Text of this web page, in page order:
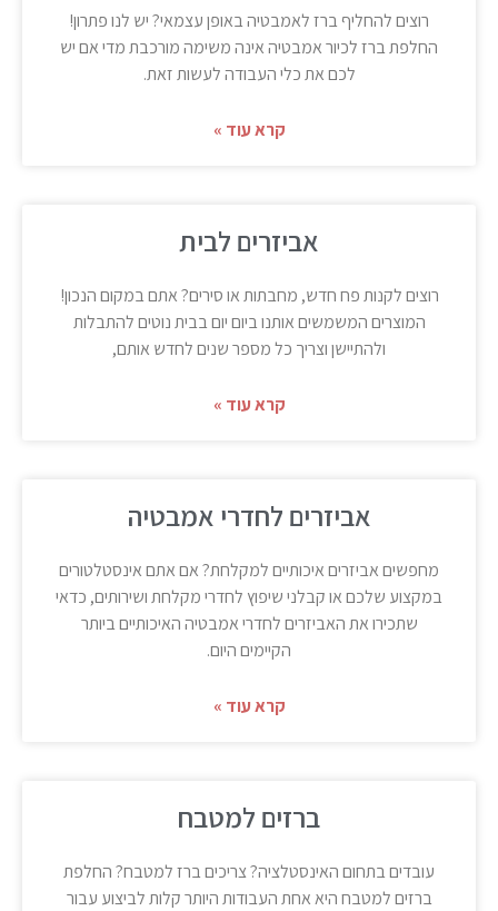
רוצים להחליף ברז לאמבטיה באופן עצמאי? יש לנו פתרון!
החלפת ברז לכיור אמבטיה אינה משימה מורכבת מדי אם יש
לכם את כלי העבודה לעשות זאת.
קרא עוד »
אביזרים לבית
רוצים לקנות פח חדש, מחבתות או סירים? אתם במקום הנכון!
המוצרים המשמשים אותנו ביום יום בבית נוטים להתבלות
ולהתיישן וצריך כל מספר שנים לחדש אותם,
קרא עוד »
אביזרים לחדרי אמבטיה
מחפשים אביזרים איכותיים למקלחת? אם אתם אינסטלטורים
במקצוע שלכם או קבלני שיפוץ לחדרי מקלחת ושירותים, כדאי
שתכירו את האביזרים לחדרי אמבטיה האיכותיים ביותר
הקיימים היום.
קרא עוד »
ברזים למטבח
עובדים בתחום האינסטלציה? צריכים ברז למטבח? החלפת
ברזים למטבח היא אחת העבודות היותר קלות לביצוע עבור